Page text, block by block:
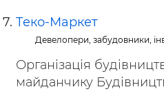
Теко-Маркет
Девелопери, забудовники,
Організація
майданчику